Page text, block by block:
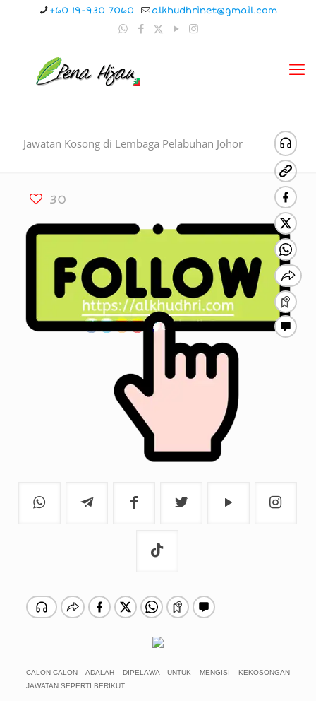
+60 19-930 7060 alkhudhrinet@gmail.com
Jawatan Kosong di Lembaga Pelabuhan Johor
30
CALON-CALON ADALAH DIPELAWA UNTUK MENGISI KEKOSONGAN
JAWATAN SEPERTI BERIKUT :